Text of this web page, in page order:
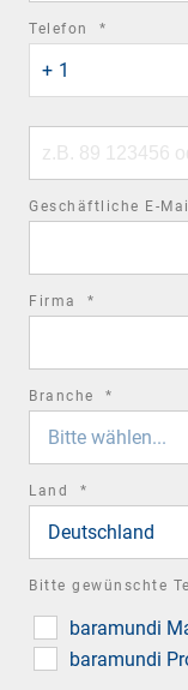
Telefon *
country
code
+ 1
number
Geschäftliche E-
Firma *
Branche *
Bitte wählen...
Land *
Deutschland
Bitte gewünschte
baramundi
baramundi